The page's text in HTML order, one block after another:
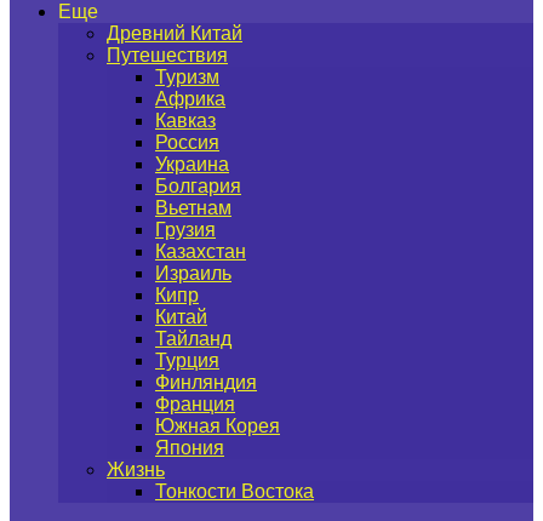
Еще
Древний Китай
Путешествия
Туризм
Африка
Кавказ
Россия
Украина
Болгария
Вьетнам
Грузия
Казахстан
Израиль
Кипр
Китай
Тайланд
Турция
Финляндия
Франция
Южная Корея
Япония
Жизнь
Тонкости Востока